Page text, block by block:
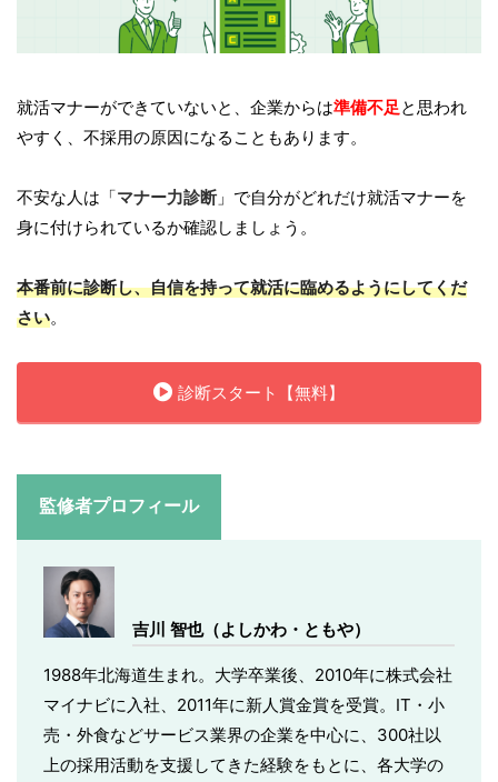
就活マナーができていないと、企業からは準備不足と思われ
やすく、不採用の原因になることもあります。
不安な人は「マナー力診断」で自分がどれだけ就活マナーを
身に付けられているか確認しましょう。
本番前に診断し、自信を持って就活に臨めるようにしてくだ
さい。
診断スタート【無料】
監修者プロフィール
吉川 智也（よしかわ・ともや）
1988年北海道生まれ。大学卒業後、2010年に株式会社
マイナビに入社、2011年に新人賞金賞を受賞。IT・小
売・外食などサービス業界の企業を中心に、300社以
上の採用活動を支援してきた経験をもとに、各大学の